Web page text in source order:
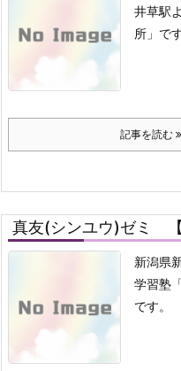
井草駅
所」です
記事を読む
真友(シンユウ)ゼミ 【
新潟県
学習塾
です。